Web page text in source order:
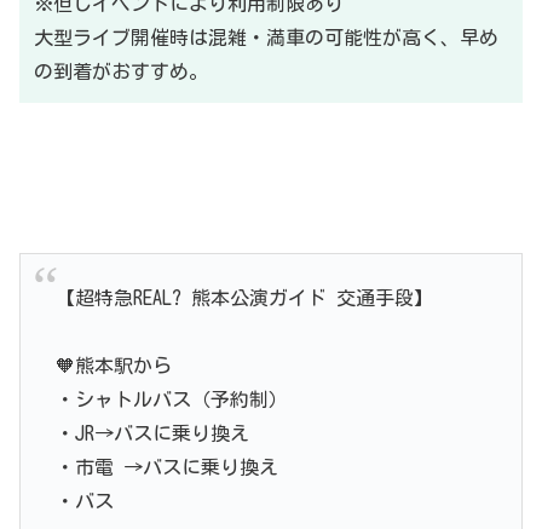
大型ライブ開催時は混雑・満車の可能性が高く、早め
の到着がおすすめ。
【超特急REAL? 熊本公演ガイド 交通手段】
🧡熊本駅から
・シャトルバス（予約制）
・JR→バスに乗り換え
・市電 →バスに乗り換え
・バス